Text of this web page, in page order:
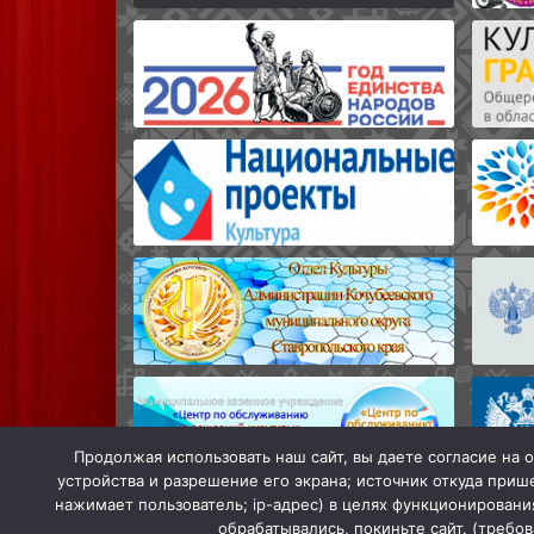
Продолжая использовать наш сайт, вы даете согласие
устройства и разрешение его экрана; источник откуда
нажимает пользователь; ip-адрес) в целях
обрабатывались, покиньте сайт.